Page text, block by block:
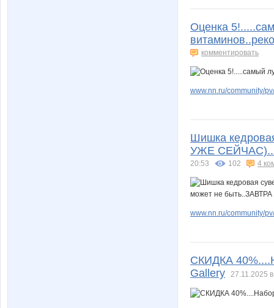
Оценка
комментировать
www.nn.ru/community/
Шишка
УЖЕ
20:53 102 4
www.nn.ru/community/
СКИДКА
Gallery
27.11.2025